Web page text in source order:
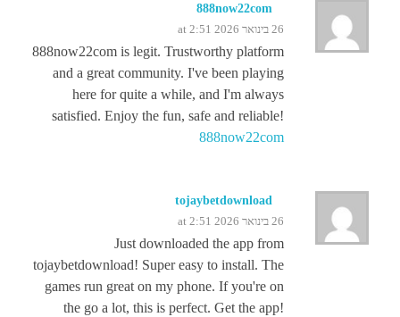
888now22com
26 בינואר 2026 at 2:51
888now22com is legit. Trustworthy platform
and a great community. I've been playing
here for quite a while, and I'm always
satisfied. Enjoy the fun, safe and reliable!
888now22com
tojaybetdownload
26 בינואר 2026 at 2:51
Just downloaded the app from
tojaybetdownload! Super easy to install. The
games run great on my phone. If you're on
the go a lot, this is perfect. Get the app!